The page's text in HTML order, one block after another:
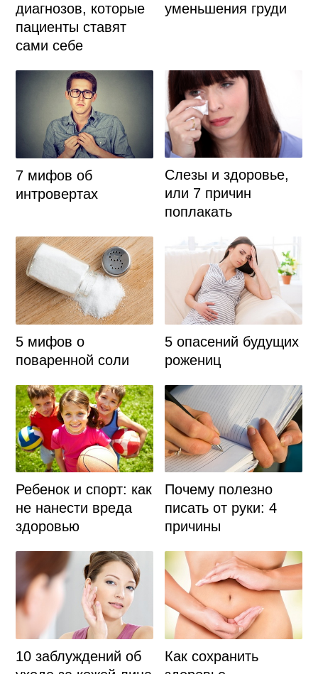
диагнозов, которые
пациенты ставят
сами себе
уменьшения груди
7 мифов об
интровертах
Слезы и здоровье,
или 7 причин
поплакать
5 мифов о
поваренной соли
5 опасений будущих
рожениц
Ребенок и спорт: как
не нанести вреда
здоровью
Почему полезно
писать от руки: 4
причины
10 заблуждений об
Как сохранить